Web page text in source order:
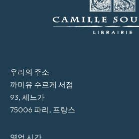
우리의 주소
까미유 수르게 서점
93, 세느가
75006 파리, 프랑스
영업 시간